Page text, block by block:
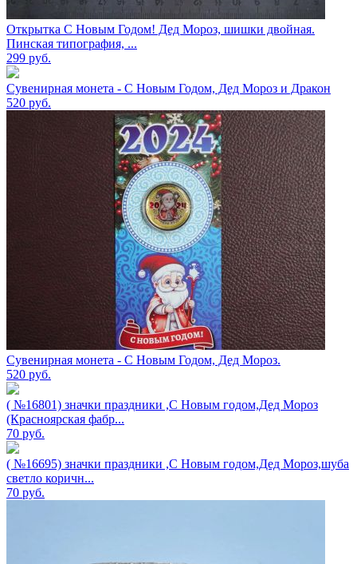
Открытка С Новым Годом! Дед Мороз, шишки двойная.
Пинская типография, ...
299 руб.
Сувенирная монета - С Новым Годом, Дед Мороз и Дракон
520 руб.
Сувенирная монета - С Новым Годом, Дед Мороз.
520 руб.
( №16801) значки праздники ,С Новым годом,Дед Мороз
(Красноярская фабр...
70 руб.
( №16695) значки праздники ,С Новым годом,Дед Мороз,шуба
светло коричн...
70 руб.